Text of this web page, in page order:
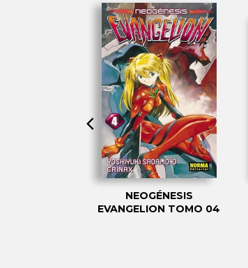
NEOGÉNESIS
EVANGELION TOMO 04